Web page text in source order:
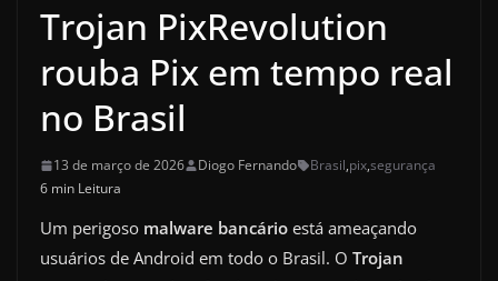
Trojan PixRevolution
rouba Pix em tempo real
no Brasil
13 de março de 2026 Diogo Fernando Brasil,pix,segurança
6 min Leitura
Um perigoso malware bancário está ameaçando
usuários de Android em todo o Brasil. O Trojan